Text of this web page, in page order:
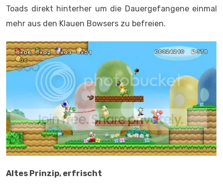
Toads direkt hinterher um die Dauergefangene einmal
mehr aus den Klauen Bowsers zu befreien.
Altes Prinzip, erfrischt